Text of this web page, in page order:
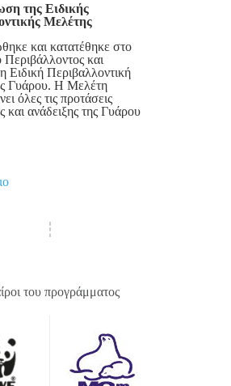
της Ειδικής
Μελέτης
και κατατέθηκε στο
και
Ειδική Περιβαλλοντική
Γυάρου. Η Μελέτη
όλες τις προτάσεις
και ανάδειξης της Γυάρου
του προγράμματος